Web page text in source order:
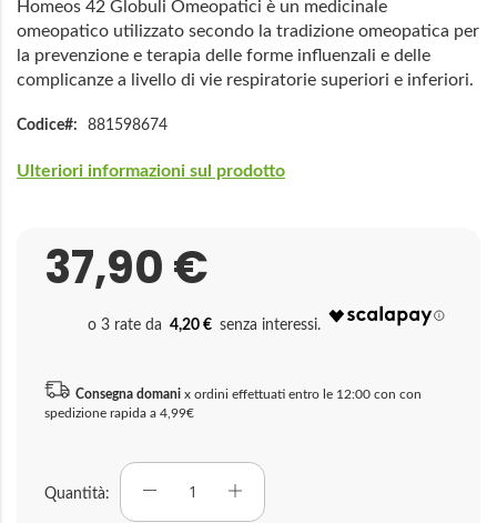
Homeos 42 Globuli Omeopatici è un medicinale
omeopatico utilizzato secondo la tradizione omeopatica per
la prevenzione e terapia delle forme influenzali e delle
complicanze a livello di vie respiratorie superiori e inferiori.
Codice 881598674
Ulteriori informazioni sul prodotto
37,90 €
4,20 €
Consegna domani x ordini effettuati entro le 12:00 con con
spedizione rapida a 4,99€
Quantità